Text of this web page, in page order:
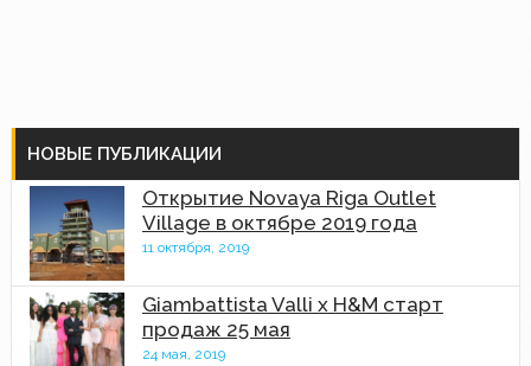
НОВЫЕ ПУБЛИКАЦИИ
Открытие Novaya Riga Outlet
Village в октябре 2019 года
11 октября, 2019
Giambattista Valli x H&M старт
продаж 25 мая
24 мая, 2019